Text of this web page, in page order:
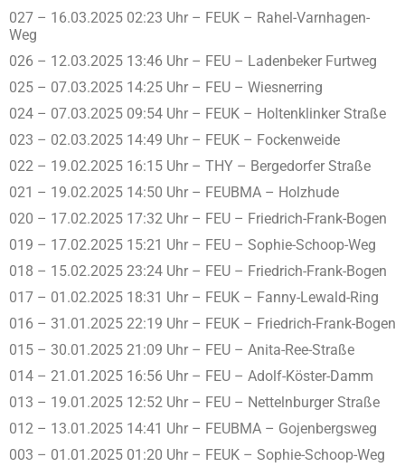
027 – 16.03.2025 02:23 Uhr – FEUK – Rahel-Varnhagen-
Weg
026 – 12.03.2025 13:46 Uhr – FEU – Ladenbeker Furtweg
025 – 07.03.2025 14:25 Uhr – FEU – Wiesnerring
024 – 07.03.2025 09:54 Uhr – FEUK – Holtenklinker Straße
023 – 02.03.2025 14:49 Uhr – FEUK – Fockenweide
022 – 19.02.2025 16:15 Uhr – THY – Bergedorfer Straße
021 – 19.02.2025 14:50 Uhr – FEUBMA – Holzhude
020 – 17.02.2025 17:32 Uhr – FEU – Friedrich-Frank-Bogen
019 – 17.02.2025 15:21 Uhr – FEU – Sophie-Schoop-Weg
018 – 15.02.2025 23:24 Uhr – FEU – Friedrich-Frank-Bogen
017 – 01.02.2025 18:31 Uhr – FEUK – Fanny-Lewald-Ring
016 – 31.01.2025 22:19 Uhr – FEUK – Friedrich-Frank-Bogen
015 – 30.01.2025 21:09 Uhr – FEU – Anita-Ree-Straße
014 – 21.01.2025 16:56 Uhr – FEU – Adolf-Köster-Damm
013 – 19.01.2025 12:52 Uhr – FEU – Nettelnburger Straße
012 – 13.01.2025 14:41 Uhr – FEUBMA – Gojenbergsweg
003 – 01.01.2025 01:20 Uhr – FEUK – Sophie-Schoop-Weg